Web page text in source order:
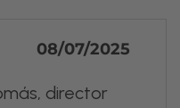
08/07/2025
director